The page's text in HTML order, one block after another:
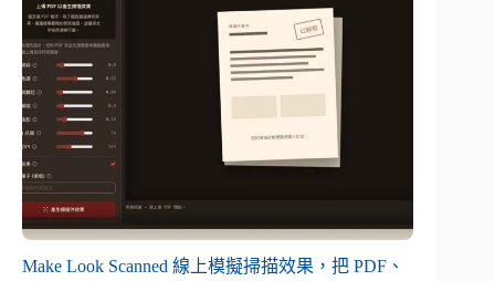
Make Look Scanned 線上模擬掃描效果，把 PDF、